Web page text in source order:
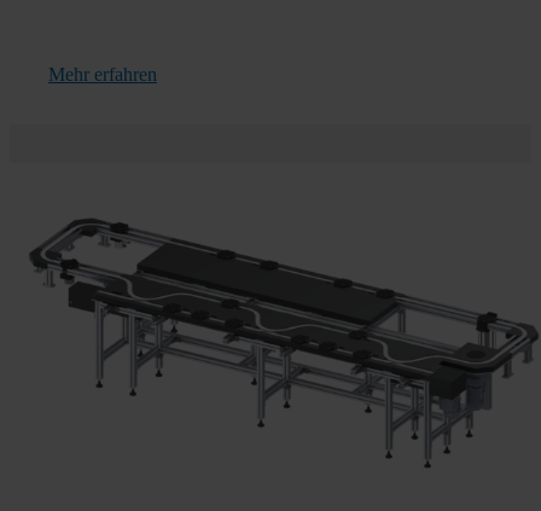
Mehr erfahren